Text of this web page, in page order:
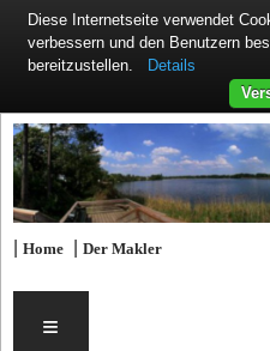
|Home |Der Makler
≡
Diese Internetseite verwendet
verbessern und den Benutzern
bereitzustellen.
Details